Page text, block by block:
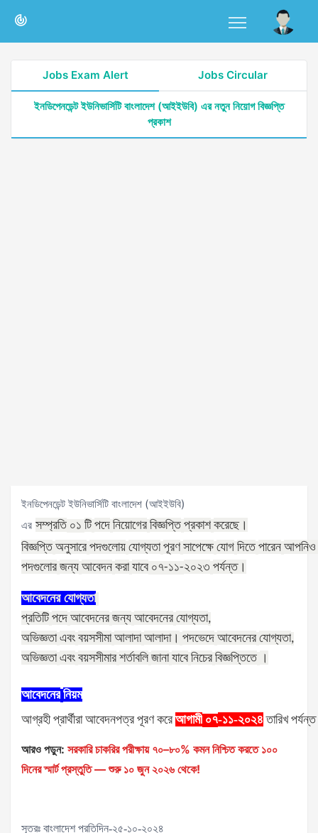
Jobs Exam Alert Jobs Circular
ইনডিপেনডেন্ট ইউনিভার্সিটি বাংলাদেশ (আইইউবি) এর নতুন নিয়োগ বিজ্ঞপ্তি
প্রকাশ
ইনডিপেনডেন্ট ইউনিভার্সিটি বাংলাদেশ (আইইউবি)
এর সম্প্রতি ০১ টি পদে নিয়োগের বিজ্ঞপ্তি প্রকাশ করেছে।
বিজ্ঞপ্তি অনুসারে পদগুলোয় যোগ্যতা পূরণ সাপেক্ষে যোগ দিতে পারেন
পদগুলোর জন্য আবেদন করা যাবে ০৭-১১-২০২৩ পর্যন্ত।
আবেদনের যোগ্যতা
প্রতিটি পদে আবেদনের জন্য আবেদনের যোগ্যতা,
অভিজ্ঞতা এবং বয়সসীমা আলাদা আলাদা। পদভেদে আবেদনের যোগ্যতা,
অভিজ্ঞতা এবং বয়সসীমার শর্তাবলি জানা যাবে নিচের বিজ্ঞপ্তিতে ।
আবেদনের নিয়ম
আগ্রহী প্রার্থীরা আবেদনপত্র পূরণ করে আগামী ০৭-১১-২০২৪ তারিখ পর্যন্ত
আরও পড়ুন: সরকারি চাকরির পরীক্ষায় ৭০–৮০% কমন নিশ্চিত করতে ১০০
দিনের স্মার্ট প্রস্তুতি — শুরু ১০ জুন ২০২৬ থেকে!
সূত্রঃ বাংলাদেশ প্রতিদিন-২৫-১০-২০২৪